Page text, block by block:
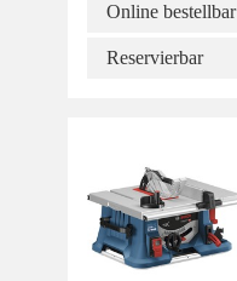
Online bestellbar
Reservierbar